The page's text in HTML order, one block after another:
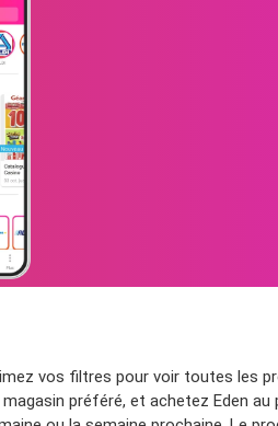
vos filtres pour voir toutes les
préféré, et achetez Eden au